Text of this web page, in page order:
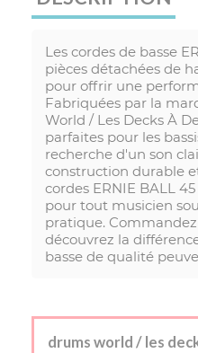
Les cordes de basse
pièces détachées de
pour offrir une
Fabriquées par la
World / Les Decks À
parfaites pour les
recherche d'un son
construction durable
cordes ERNIE BALL
pour tout musicien
pratique.
découvrez la
basse de qualité
drums world / les